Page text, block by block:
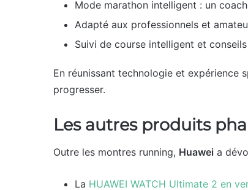
Mode marathon intelligent : un
Adapté aux professionnels et
Suivi de course intelligent et
En réunissant technologie et expérience
progresser.
Les autres produits
Outre les montres running, Huawei a
La HUAWEI WATCH Ultimate 2 en